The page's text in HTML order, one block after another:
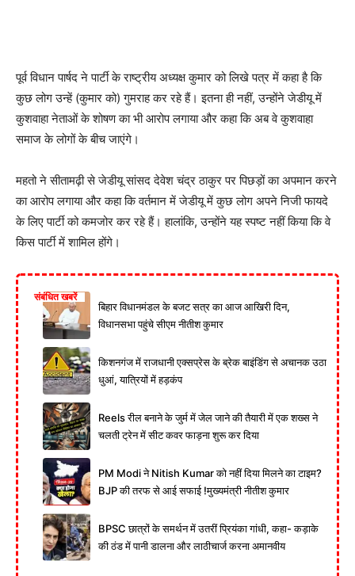
पूर्व विधान पार्षद ने पार्टी के राष्ट्रीय अध्यक्ष कुमार को लिखे पत्र में कहा है कि
कुछ लोग उन्हें (कुमार को) गुमराह कर रहे हैं। इतना ही नहीं, उन्होंने जेडीयू में
कुशवाहा नेताओं के शोषण का भी आरोप लगाया और कहा कि अब वे कुशवाहा
समाज के लोगों के बीच जाएंगे।
महतो ने सीतामढ़ी से जेडीयू सांसद देवेश चंद्र ठाकुर पर पिछड़ों का अपमान करने
का आरोप लगाया और कहा कि वर्तमान में जेडीयू में कुछ लोग अपने निजी फायदे
के लिए पार्टी को कमजोर कर रहे हैं। हालांकि, उन्होंने यह स्पष्ट नहीं किया कि वे
किस पार्टी में शामिल होंगे।
संबंधित खबरें
बिहार विधानमंडल के बजट सत्र का आज आखिरी दिन,
विधानसभा पहुंचे सीएम नीतीश कुमार
किशनगंज में राजधानी एक्सप्रेस के ब्रेक बाइंडिंग से अचानक उठा
धुआं, यात्रियों में हड़कंप
Reels रील बनाने के जुर्म में जेल जाने की तैयारी में एक शख्स ने
चलती ट्रेन में सीट कवर फाड़ना शुरू कर दिया
PM Modi ने Nitish Kumar को नहीं दिया मिलने का टाइम?
BJP की तरफ से आई सफाई !मुख्यमंत्री नीतीश कुमार
BPSC छात्रों के समर्थन में उतरीं प्रियंका गांधी, कहा- कड़ाके
की ठंड में पानी डालना और लाठीचार्ज करना अमानवीय